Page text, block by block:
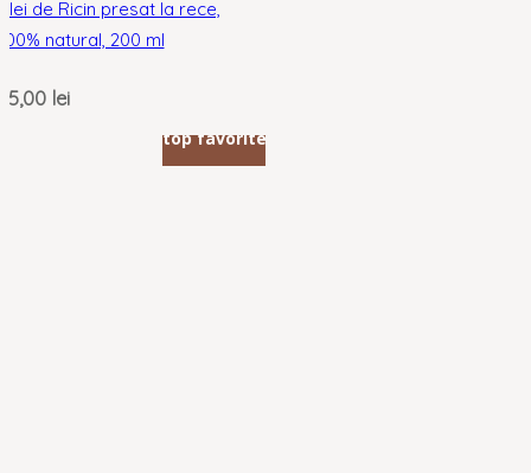
de Ricin presat la rece,
natural, 200 ml
lei
top favorite